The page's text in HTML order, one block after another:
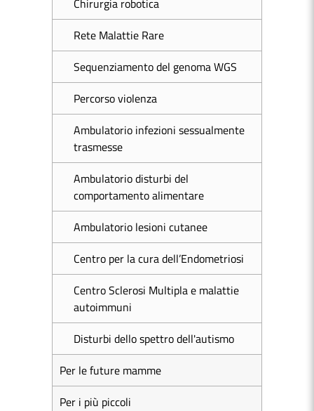
Chirurgia robotica
Rete Malattie Rare
Sequenziamento del genoma WGS
Percorso violenza
Ambulatorio infezioni sessualmente
trasmesse
Ambulatorio disturbi del
comportamento alimentare
Ambulatorio lesioni cutanee
Centro per la cura dell’Endometriosi
Centro Sclerosi Multipla e malattie
autoimmuni
Disturbi dello spettro dell'autismo
Per le future mamme
Per i più piccoli